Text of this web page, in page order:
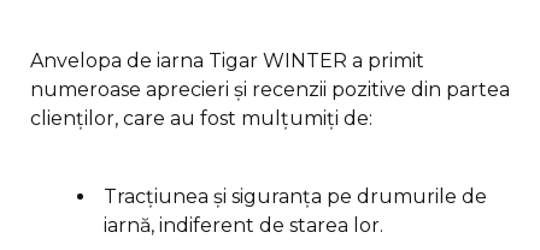
Anvelopa de iarna Tigar WINTER a primit
numeroase aprecieri și recenzii pozitive din partea
clienților, care au fost mulțumiți de:
Tracțiunea și siguranța pe drumurile de
iarnă, indiferent de starea lor.